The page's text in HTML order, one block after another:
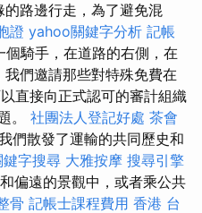
路邊行走，為了避免混
證 yahoo關鍵字分析 記帳
騎手，在道路的右側，在
們邀請那些對特殊免費在
直接向正式認可的審計組織
。 社團法人登記好處 茶會
們散發了運輸的共同歷史和
鍵字搜尋 大雅按摩 搜尋引擎
偏遠的景觀中，或者乘公共
骨 記帳士課程費用 香港 台